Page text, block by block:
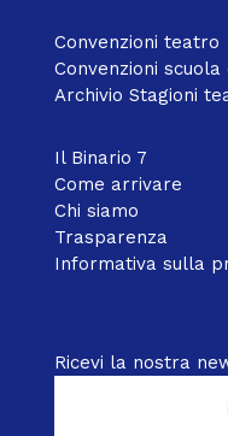
Convenzioni teatro
Convenzioni
Archivio Stagioni
Il Binario 7
Come arrivare
Chi siamo
Trasparenza
Informativa sulla
Ricevi la nostra